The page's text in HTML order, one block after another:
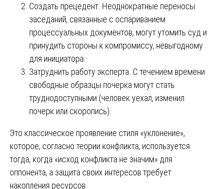
Создать прецедент. Неоднократные переносы
заседаний, связанные с оспариванием
процессуальных документов, могут утомить суд и
принудить стороны к компромиссу, невыгодному
для инициатора.
Затруднить работу эксперта. С течением времени
свободные образцы почерка могут стать
труднодоступными (человек уехал, изменил
почерк или скоропись).
Это классическое проявление стиля «уклонение»,
которое, согласно теории конфликта, используется
тогда, когда «исход конфликта не значим» для
оппонента, а защита своих интересов требует
накопления ресурсов.